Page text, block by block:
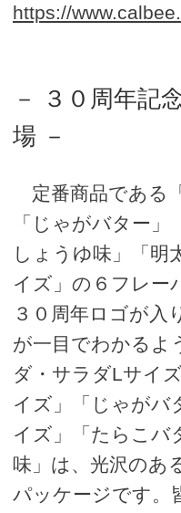
https://
－ ３０周年記
場 －
定番商品である
「じゃがバター」
しょうゆ味」「明
イズ」の６フレー
３０周年ロゴが入
が一目でわかるよ
ダ・サラダLサイ
イズ」「じゃがバ
イズ」「たらこバ
味」は、光沢のあ
パッケージです。